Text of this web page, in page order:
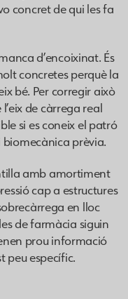
concret de qui les fa
d’encoixinat. És
concretes perquè la
bé. Per corregir això
de càrrega real
si es coneix el patró
biomecànica prèvia.
amb amortiment
cap a estructures
en lloc
de farmàcia siguin
prou informació
peu específic.